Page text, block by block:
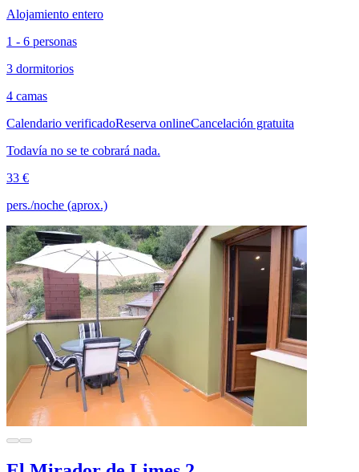
Alojamiento entero
1 - 6 personas
3 dormitorios
4 camas
Calendario verificadoReserva onlineCancelación gratuita
Todavía no se te cobrará nada.
33 €
pers./noche (aprox.)